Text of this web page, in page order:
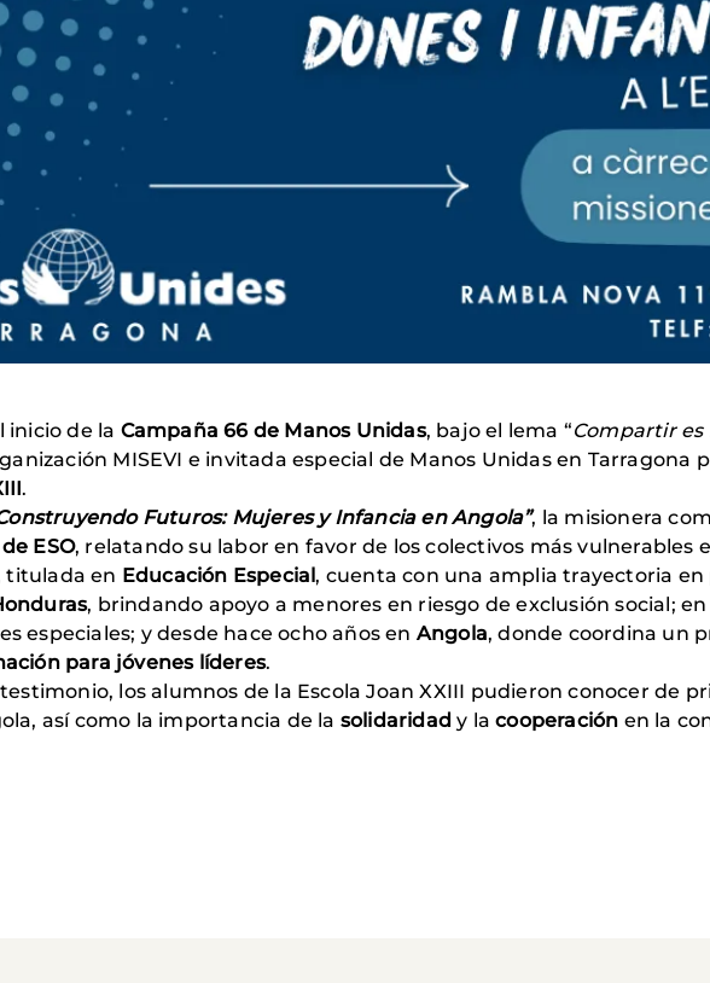
inicio de la Campaña 66 de Manos Unidas, bajo el lema “Compartir
MISEVI e invitada especial de Manos Unidas en
.
Futuros: Mujeres y Infancia en Angola”, la misionera
ESO, relatando su labor en favor de los colectivos más vulnerables
titulada en Educación Especial, cuenta con una amplia trayectoria
, brindando apoyo a menores en riesgo de exclusión social; en
especiales; y desde hace ocho años en Angola, donde coordina un
para jóvenes líderes.
los alumnos de la Escola Joan XXIII pudieron conocer de
así como la importancia de la solidaridad y lacooperación en la